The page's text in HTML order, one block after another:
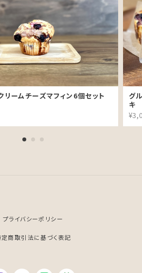
リームチーズマフィン6個セット
グ
キ
プライバシーポリシー
定商取引法に基づく表記